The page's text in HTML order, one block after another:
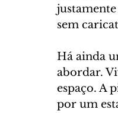
sem
Há ainda
abordar.
espaço. A
por um